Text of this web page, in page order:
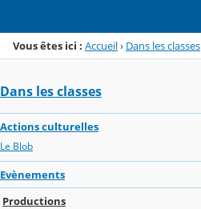
Vous êtes ici : Accueil› Dans les classes
Dans les classes
Actions culturelles
Le Blob
Evènements
Productions